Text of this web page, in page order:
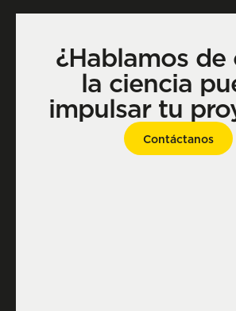
¿Hablamos de
la ciencia
impulsar tu
Contáctanos